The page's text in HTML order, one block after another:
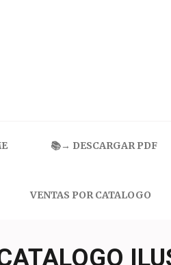
📚→ DESCARGAR PDF
VENTAS POR CATALOGO